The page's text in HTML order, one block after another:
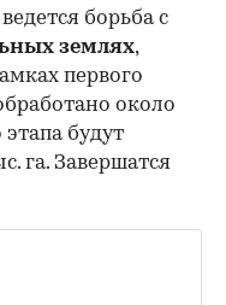
борьба с
землях,
первого
около
этапа будут
га. Завершатся